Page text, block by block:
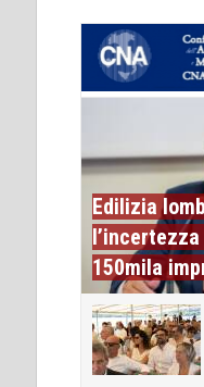
Edilizia
150mila